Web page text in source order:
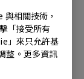
相關技術，
「接受所有
」來只允許基
整。更多資訊